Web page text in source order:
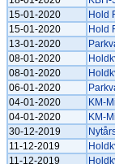
15-01-2020
Hold
15-01-2020
Hold
13-01-2020
08-01-2020
08-01-2020
06-01-2020
04-01-2020
KM-
04-01-2020
KM-
30-12-2019
11-12-2019
11-12-2019